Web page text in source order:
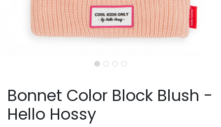
Bonnet Color Block Blush -
Hello Hossy